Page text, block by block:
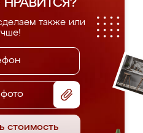
НРАВИТСЯ?
также или
стоимость